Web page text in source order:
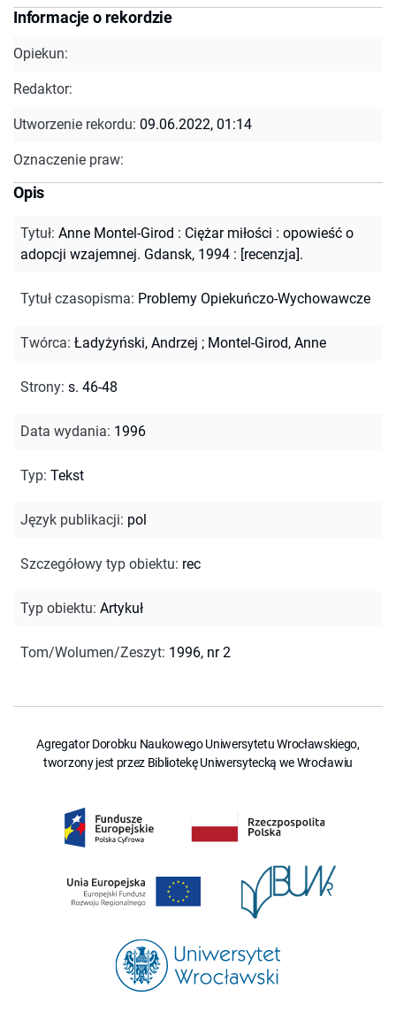
Informacje o rekordzie
Opiekun:
Redaktor:
Utworzenie rekordu: 09.06.2022, 01:14
Oznaczenie praw:
Opis
Tytuł: Anne Montel-Girod : Ciężar miłości : opowieść o
adopcji wzajemnej. Gdansk, 1994 : [recenzja].
Tytuł czasopisma: Problemy Opiekuńczo-Wychowawcze
Twórca: Ładyżyński, Andrzej ; Montel-Girod, Anne
Strony: s. 46-48
Data wydania: 1996
Typ: Tekst
Język publikacji: pol
Szczegółowy typ obiektu: rec
Typ obiektu: Artykuł
Tom/Wolumen/Zeszyt: 1996, nr 2
Agregator Dorobku Naukowego Uniwersytetu Wrocławskiego,
tworzony jest przez Bibliotekę Uniwersytecką we Wrocławiu